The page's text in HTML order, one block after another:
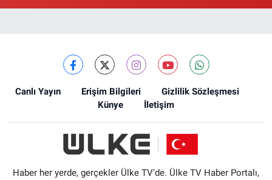
Canlı Yayın Erişim Bilgileri
Gizlilik Sözleşmesi
Künye
İletişim
Haber her yerde, gerçekler Ülke TV'de. Ülke TV Haber Portalı,